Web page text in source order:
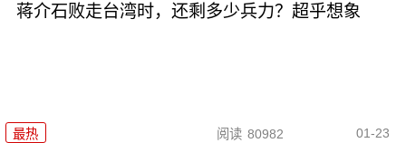
蒋介石败走台湾时，还剩多少兵力？超乎想象
最热 阅读 80982 01-23